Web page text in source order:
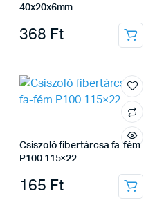
40x20x6mm
368 Ft
Csiszoló fibertárcsa fa-fém
P100 115×22
165 Ft